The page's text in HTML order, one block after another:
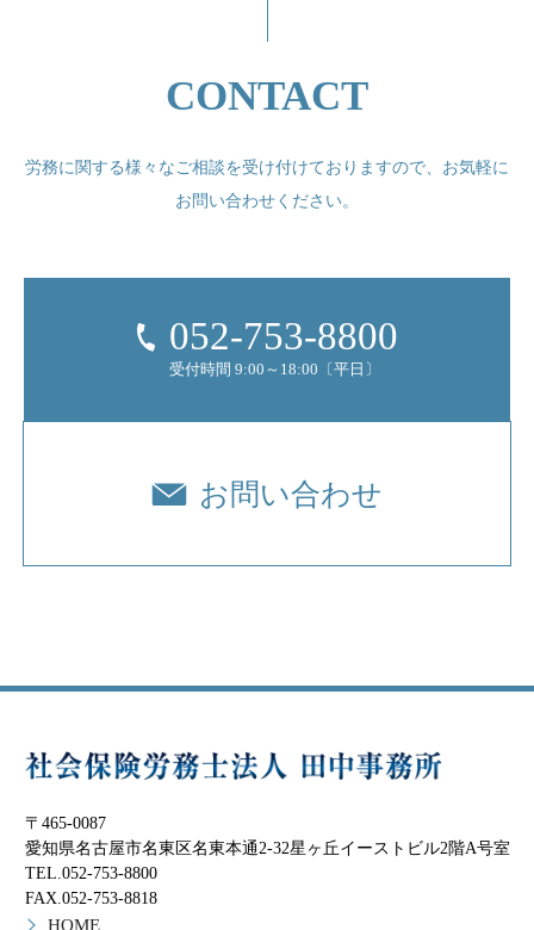
CONTACT
労務に関する様々なご相談を受け付けておりますので、 お気軽に
お問い合わせください。
052-753-8800
受付時間 9:00～18:00〔平日〕
お問い合わせ
〒465-0087
愛知県名古屋市名東区名東本通2-32星ヶ丘イーストビル2階A号室
TEL.052-753-8800
FAX.052-753-8818
HOME